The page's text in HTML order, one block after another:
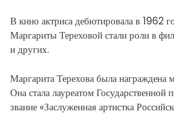
В кино актриса дебютировала в 1962
Маргариты Тереховой стали роли в
и других.
Маргарита Терехова была
Она стала лауреатом
звание «Заслуженная артистка